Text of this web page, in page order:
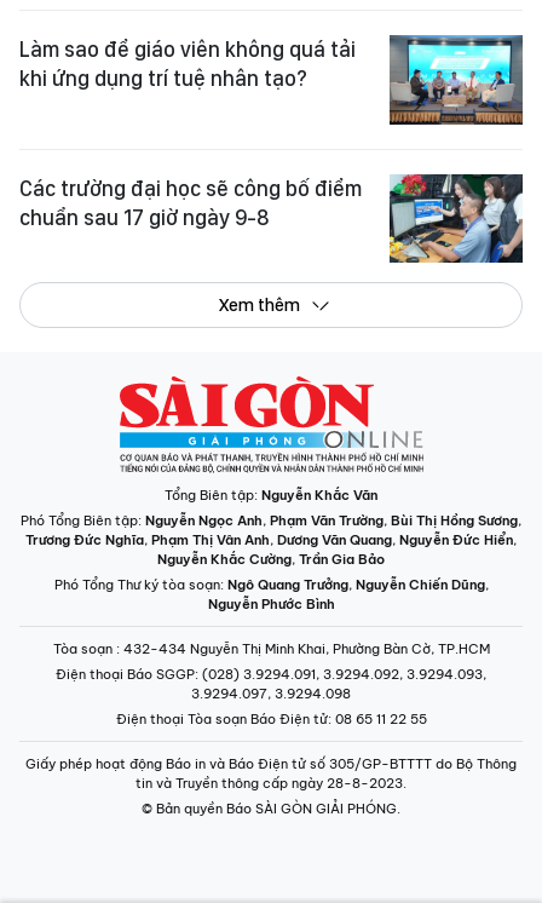
Làm sao để giáo viên không quá tải
khi ứng dụng trí tuệ nhân tạo?
Các trường đại học sẽ công bố điểm
chuẩn sau 17 giờ ngày 9-8
Xem thêm
Tổng Biên tập: Nguyễn Khắc Văn
Phó Tổng Biên tập: Nguyễn Ngọc Anh, Phạm Văn Trường, Bùi Thị Hồng Sương,
Trương Đức Nghĩa, Phạm Thị Vân Anh, Dương Văn Quang, Nguyễn Đức Hiển,
Nguyễn Khắc Cường, Trần Gia Bảo
Phó Tổng Thư ký tòa soạn: Ngô Quang Trưởng, Nguyễn Chiến Dũng,
Nguyễn Phước Bình
Tòa soạn : 432-434 Nguyễn Thị Minh Khai, Phường Bàn Cờ, TP.HCM
Điện thoại Báo SGGP: (028) 3.9294.091, 3.9294.092, 3.9294.093,
3.9294.097, 3.9294.098
Điện thoại Tòa soạn Báo Điện tử: 08 65 11 22 55
Giấy phép hoạt động Báo in và Báo Điện tử số 305/GP-BTTTT do Bộ Thông
tin và Truyền thông cấp ngày 28-8-2023.
© Bản quyền Báo SÀI GÒN GIẢI PHÓNG.